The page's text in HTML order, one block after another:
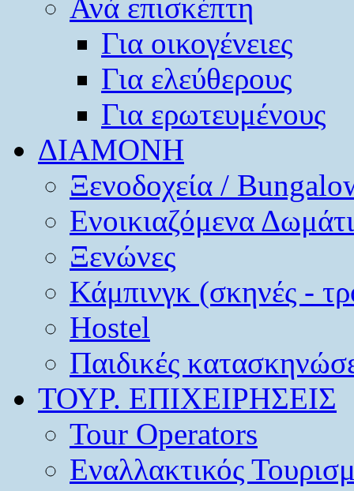
Ανά επισκέπτη
Για οικογένειες
Για ελεύθερους
Για ερωτευμένους
ΔΙΑΜΟΝΗ
Ξενοδοχεία /
Ενοικιαζόμενα
Ξενώνες
Κάμπινγκ (σκηνές -
Hostel
Παιδικές
ΤΟΥΡ. ΕΠΙΧΕΙΡΗΣΕΙΣ
Tour Operators
Εναλλακτικός